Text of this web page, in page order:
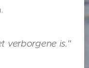
verborgene is."